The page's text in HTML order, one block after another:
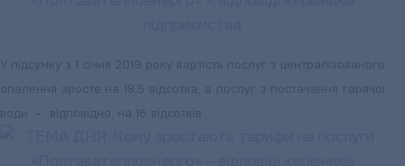
У підсумку з 1 січня 2019 року вартість послуг з централізованого
опалення зросте на 18,5 відсотка, а послуг з постачання гарячої
води – відповідно, на 16 відсотків .